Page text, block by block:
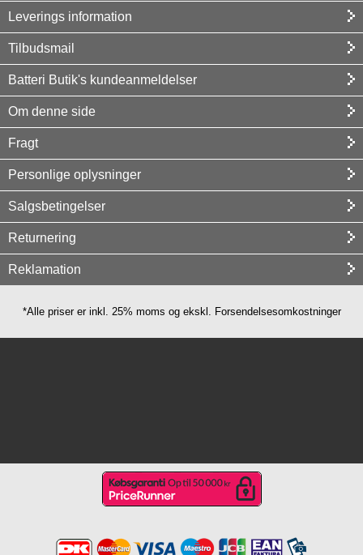
Leverings information
Tilbudsmail
Batteri Butik's kundeanmeldelser
Om denne side
Fragt
Personlige oplysninger
Salgsbetingelser
Returnering
Reklamation
*Alle priser er inkl. 25% moms og ekskl. Forsendelsesomkostninger